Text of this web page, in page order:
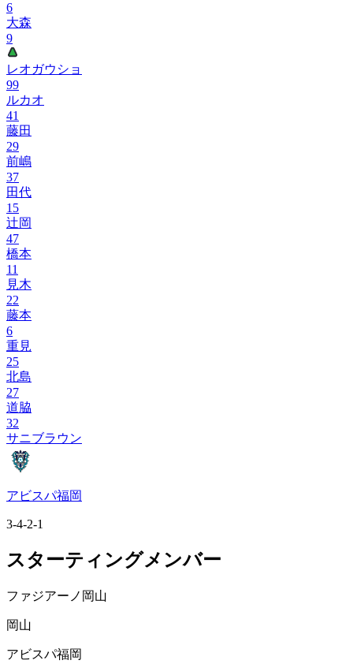
6
大森
9
レオガウショ
99
ルカオ
41
藤田
29
前嶋
37
田代
15
辻岡
47
橋本
11
見木
22
藤本
6
重見
25
北島
27
道脇
32
サニブラウン
アビスパ福岡
3-4-2-1
スターティングメンバー
ファジアーノ岡山
岡山
アビスパ福岡